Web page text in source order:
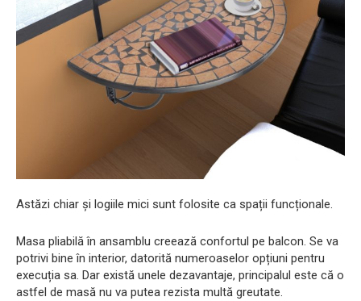
Astăzi chiar și logiile mici sunt folosite ca spații funcționale.
Masa pliabilă în ansamblu creează confortul pe balcon. Se va
potrivi bine în interior, datorită numeroaselor opțiuni pentru
execuția sa. Dar există unele dezavantaje, principalul este că o
astfel de masă nu va putea rezista multă greutate.